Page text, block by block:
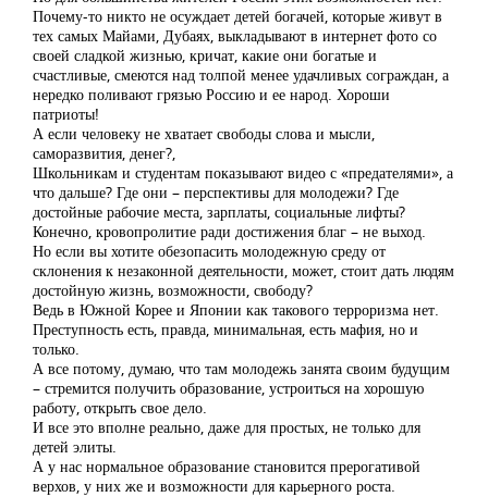
Почему-то никто не осуждает детей богачей, которые живут в
тех самых Майами, Дубаях, выкладывают в интернет фото со
своей сладкой жизнью, кричат, какие они богатые и
счастливые, смеются над толпой менее удачливых сограждан, а
нередко поливают грязью Россию и ее народ. Хороши
патриоты!
А если человеку не хватает свободы слова и мысли,
саморазвития, денег?,
Школьникам и студентам показывают видео с «предателями», а
что дальше? Где они – перспективы для молодежи? Где
достойные рабочие места, зарплаты, социальные лифты?
Конечно, кровопролитие ради достижения благ – не выход.
Но если вы хотите обезопасить молодежную среду от
склонения к незаконной деятельности, может, стоит дать людям
достойную жизнь, возможности, свободу?
Ведь в Южной Корее и Японии как такового терроризма нет.
Преступность есть, правда, минимальная, есть мафия, но и
только.
А все потому, думаю, что там молодежь занята своим будущим
– стремится получить образование, устроиться на хорошую
работу, открыть свое дело.
И все это вполне реально, даже для простых, не только для
детей элиты.
А у нас нормальное образование становится прерогативой
верхов, у них же и возможности для карьерного роста.